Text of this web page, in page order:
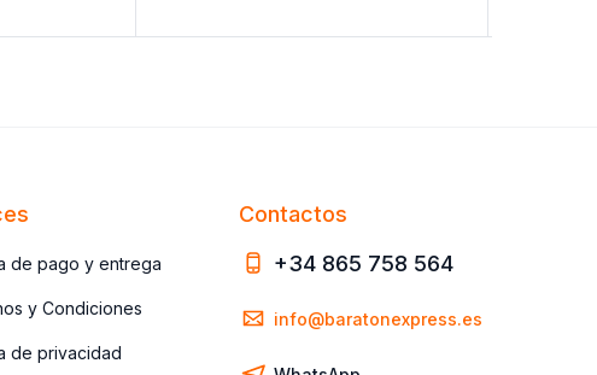
de pago y entrega
y Condiciones
de privacidad
Contactos
+34 865 758 564
info@baratonexpress.es